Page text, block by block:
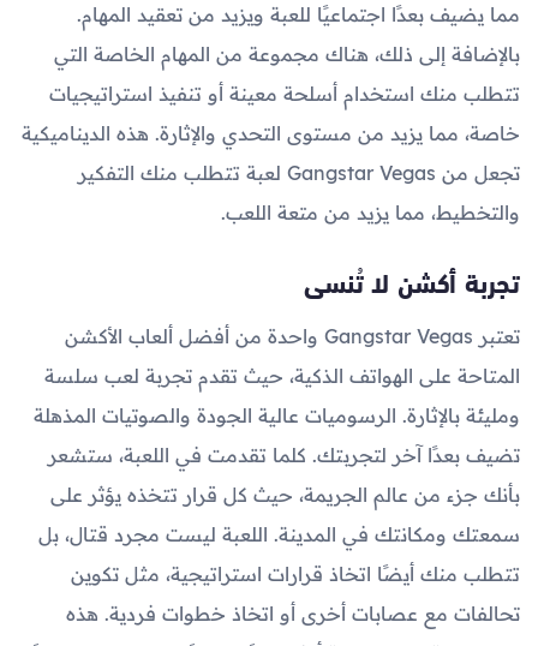
مما يضيف بعدًا اجتماعيًا للعبة ويزيد من تعقيد المهام.
بالإضافة إلى ذلك، هناك مجموعة من المهام الخاصة التي
تتطلب منك استخدام أسلحة معينة أو تنفيذ استراتيجيات
خاصة، مما يزيد من مستوى التحدي والإثارة. هذه الديناميكية
تجعل من Gangstar Vegas لعبة تتطلب منك التفكير
والتخطيط، مما يزيد من متعة اللعب.
تجربة أكشن لا تُنسى
تعتبر Gangstar Vegas واحدة من أفضل ألعاب الأكشن
المتاحة على الهواتف الذكية، حيث تقدم تجربة لعب سلسة
ومليئة بالإثارة. الرسوميات عالية الجودة والصوتيات المذهلة
تضيف بعدًا آخر لتجربتك. كلما تقدمت في اللعبة، ستشعر
بأنك جزء من عالم الجريمة، حيث كل قرار تتخذه يؤثر على
سمعتك ومكانتك في المدينة. اللعبة ليست مجرد قتال، بل
تتطلب منك أيضًا اتخاذ قرارات استراتيجية، مثل تكوين
تحالفات مع عصابات أخرى أو اتخاذ خطوات فردية. هذه